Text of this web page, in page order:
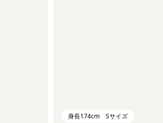
身長174cm Sサイズ